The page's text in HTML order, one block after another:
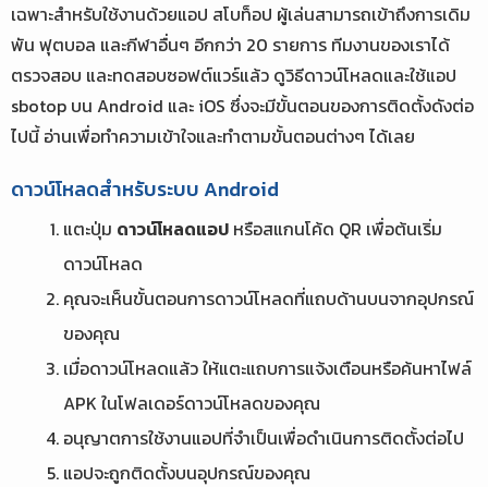
เฉพาะสำหรับใช้งานด้วยแอป สโบท็อป ผู้เล่นสามารถเข้าถึงการเดิม
พัน ฟุตบอล และกีฬาอื่นๆ อีกกว่า 20 รายการ ทีมงานของเราได้
ตรวจสอบ และทดสอบซอฟต์แวร์แล้ว ดูวิธีดาวน์โหลดและใช้แอป
sbotop บน Android และ iOS ซึ่งจะมีขั้นตอนของการติดตั้งดังต่อ
ไปนี้ อ่านเพื่อทำความเข้าใจและทำตามขั้นตอนต่างๆ ได้เลย
ดาวน์โหลดสำหรับระบบ Android
แตะปุ่ม ดาวน์โหลดแอป หรือสแกนโค้ด QR เพื่อต้นเริ่ม
ดาวน์โหลด
คุณจะเห็นขั้นตอนการดาวน์โหลดที่แถบด้านบนจากอุปกรณ์
ของคุณ
เมื่อดาวน์โหลดแล้ว ให้แตะแถบการแจ้งเตือนหรือค้นหาไฟล์
APK ในโฟลเดอร์ดาวน์โหลดของคุณ
อนุญาตการใช้งานแอปที่จำเป็นเพื่อดำเนินการติดตั้งต่อไป
แอปจะถูกติดตั้งบนอุปกรณ์ของคุณ